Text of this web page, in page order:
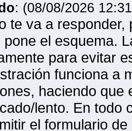
: (08/08/2026
te va a
pone el esquema.
para evitar
funciona a
haciendo que
lento. En todo
el formulario